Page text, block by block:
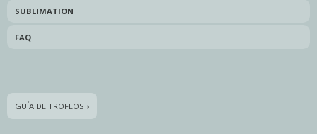
SUBLIMATION
FAQ
GUÍA DE TROFEOS ›